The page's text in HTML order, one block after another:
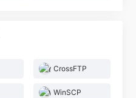
CrossFTP
WinSCP